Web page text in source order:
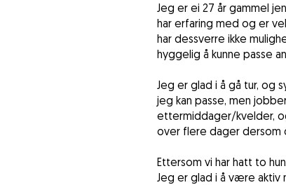
Jeg er ei 27 år gammel
har erfaring med og er
har dessverre ikke
hyggelig å kunne passe
Jeg er glad i å gå tur, og
jeg kan passe, men
ettermiddager/kvelder,
over flere dager dersom
Ettersom vi har hatt to
Jeg er glad i å være aktiv